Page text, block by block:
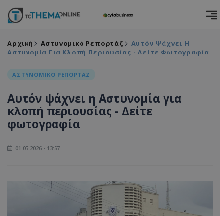
Αρχική Αστυνομικό Ρεπορτάζ
Αυτόν Ψάχνει Η
Αστυνομία Για Κλοπή Περιουσίας - Δείτε Φωτογραφία
ΑΣΤΥΝΟΜΙΚΟ ΡΕΠΟΡΤΑΖ
Αυτόν ψάχνει η Αστυνομία για
κλοπή περιουσίας - Δείτε
φωτογραφία
01.07.2026 - 13:57